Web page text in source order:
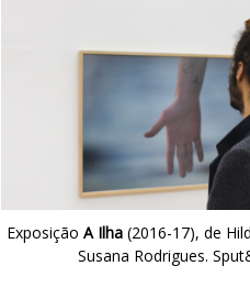
Exposição A Ilha(2016-17), de
Susana Rodrigues.